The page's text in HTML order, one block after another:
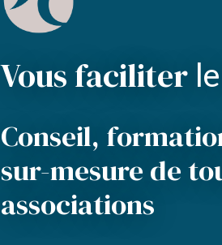
Vous faciliter
Conseil,
sur-mesure de
associations